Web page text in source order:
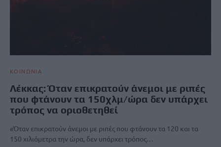
ΚΟΙΝΩΝΙΑ
Λέκκας: Όταν επικρατούν άνεμοι με ριπές
που φτάνουν τα 150χλμ/ώρα δεν υπάρχει
τρόπος να οριοθετηθεί
«Όταν επικρατούν άνεμοι με ριπές που φτάνουν τα 120 και τα
150 χιλιόμετρα την ώρα, δεν υπάρχει τρόπος…